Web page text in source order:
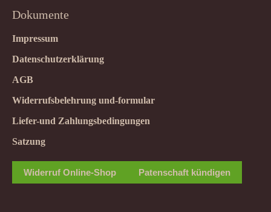
Dokumente
Impressum
Datenschutzerklärung
AGB
Widerrufsbelehrung und-formular
Liefer-und Zahlungsbedingungen
Satzung
Widerruf Online-Shop Patenschaft kündigen